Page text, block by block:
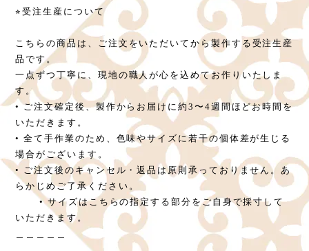
⭐︎受注生産について
こちらの商品は、ご注文をいただいてから製作する受注生産
品です。
一点ずつ丁寧に、現地の職人が心を込めてお作りいたしま
す。
• ご注文確定後、製作からお届けに約3〜4週間ほどお時間を
いただきます。
• 全て手作業のため、色味やサイズに若干の個体差が生じる
場合がございます。
• ご注文後のキャンセル・返品は原則承っておりません。あ
らかじめご了承ください。
• サイズはこちらの指定する部分をご自身で採寸して
いただきます。